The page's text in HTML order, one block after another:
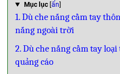
Mục lục [ẩn]
1. Dù che nắng cầm tay
nắng ngoài trời
2. Dù che nắng cầm tay
quảng cáo